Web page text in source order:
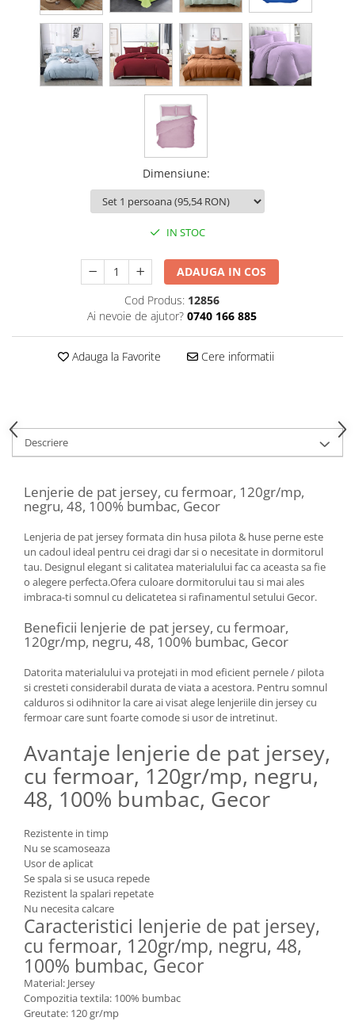
Dimensiune:
IN STOC
ADAUGA IN COS
Cod Produs: 12856
Ai nevoie de ajutor? 0740 166 885
Adauga la Favorite Cere informatii
Descriere
Lenjerie de pat jersey, cu fermoar, 120gr/mp,
negru, 48, 100% bumbac, Gecor
Lenjeria de pat jersey formata din husa pilota & huse perne este
un cadoul ideal pentru cei dragi dar si o necesitate in dormitorul
tau. Designul elegant si calitatea materialului fac ca aceasta sa fie
o alegere perfecta.Ofera culoare dormitorului tau si mai ales
imbraca-ti somnul cu delicatetea si rafinamentul setului Gecor.
Beneficii lenjerie de pat jersey, cu fermoar,
120gr/mp, negru, 48, 100% bumbac, Gecor
Datorita materialului va protejati in mod eficient pernele / pilota
si cresteti considerabil durata de viata a acestora. Pentru somnul
calduros si odihnitor la care ai visat alege lenjeriile din jersey cu
fermoar care sunt foarte comode si usor de intretinut.
Avantaje lenjerie de pat jersey,
cu fermoar, 120gr/mp, negru,
48, 100% bumbac, Gecor
Rezistente in timp
Nu se scamoseaza
Usor de aplicat
Se spala si se usuca repede
Rezistent la spalari repetate
Nu necesita calcare
Caracteristici lenjerie de pat jersey,
cu fermoar, 120gr/mp, negru, 48,
100% bumbac, Gecor
Material: Jersey
Compozitia textila: 100% bumbac
Greutate: 120 gr/mp